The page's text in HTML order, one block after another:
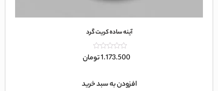
آینه ساده کریت گرد
امتیاز
0
1.173.500تومان
افزودن به سبد خرید